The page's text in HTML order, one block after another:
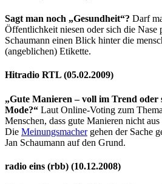
Sagt man noch „Gesundheit“? Darf
Öffentlichkeit niesen oder sich die Nase
Schaumann einen Blick hinter die
(angeblichen) Etikette.
Hitradio RTL (05.02.2009)
„Gute Manieren – voll im Trend oder
Mode?“ Laut Online-Voting zum
Menschen, dass gute Manieren nicht
Die Meinungsmachergehen der Sache
Jan Schaumann auf den Grund.
radio eins (rbb) (10.12.2008)